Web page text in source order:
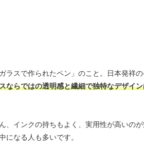
ラスで作られたペン」のこと。日本発祥
ならではの透明感と繊細で独特なデザイ
、インクの持ちもよく、実用性が高いの
になる人も多いです。